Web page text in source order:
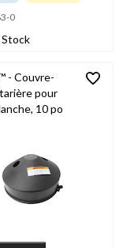
0
Stock
- Couvre-
pour
10 po